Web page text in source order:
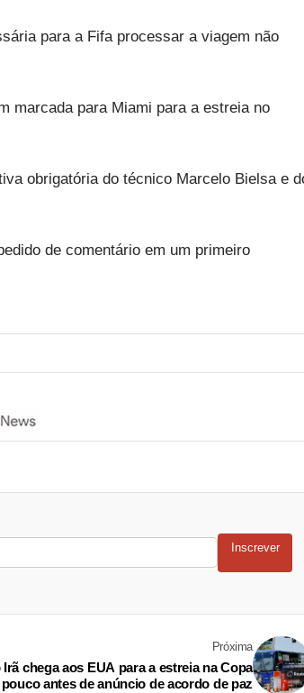
para a Fifa processar a viagem não
marcada para Miami para a estreia no
obrigatória do técnico Marcelo Bielsa e
de comentário em um primeiro
Inscrever
Próxima
chega aos EUA para a estreia na Copa
antes de anúncio de acordo de paz